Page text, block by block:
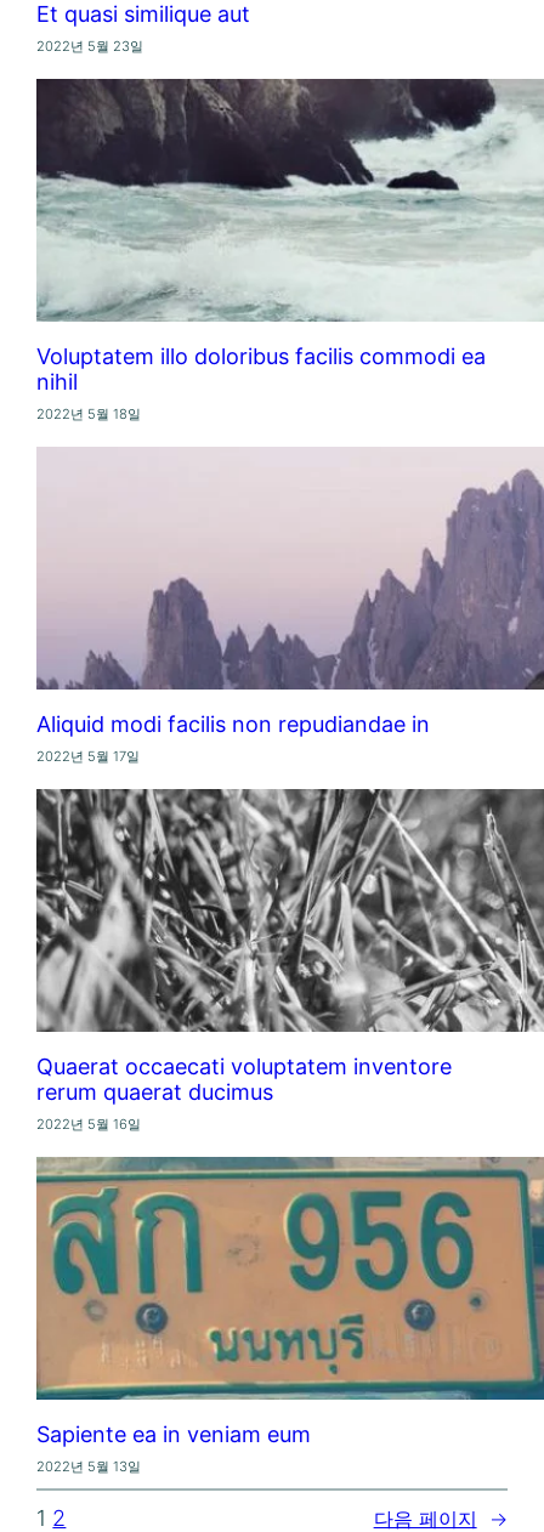
Et quasi similique aut
2022년 5월 23일
Voluptatem illo doloribus facilis commodi ea
nihil
2022년 5월 18일
Aliquid modi facilis non repudiandae in
2022년 5월 17일
Quaerat occaecati voluptatem inventore
rerum quaerat ducimus
2022년 5월 16일
Sapiente ea in veniam eum
2022년 5월 13일
1 2 다음 페이지 →